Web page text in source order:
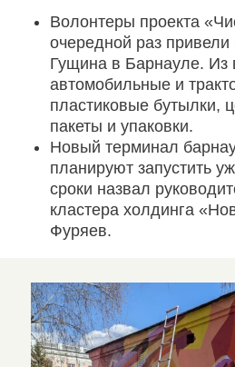
Волонтеры проекта
очередной раз привели
Гущина в Барнауле. Из
автомобильные и
пластиковые бутылки,
пакеты и упаковки.
Новый терминал
планируют запустить
сроки назвал
кластера холдинга
Фуряев.